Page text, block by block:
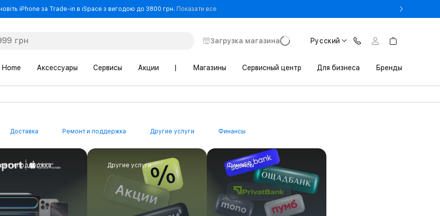
iPhone за Trade-in в iSpace з вигодою до 3800 грн. Показати все- Оновіть iPhone за Trade-in в iSpace з вигодою до 3800 грн.
Загрузка магазина Русский
Home Аксессуары Сервисы Акции Магазины Сервисный центр Для бизнеса Бренды
Доставка Ремонт и поддержка Другие услуги Финансы
и поддержка Другие услуги Финансы